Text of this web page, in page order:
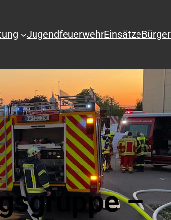
JugendfeuerwehrEinsätze
–